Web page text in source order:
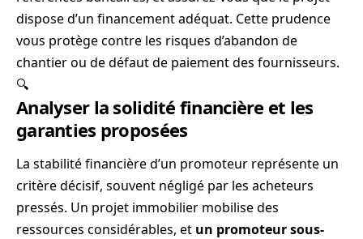
dispose d’un financement adéquat. Cette prudence
vous protège contre les risques d’abandon de
chantier ou de défaut de paiement des fournisseurs.
🔍
Analyser la solidité financière et les
garanties proposées
La stabilité financière d’un promoteur représente un
critère décisif, souvent négligé par les acheteurs
pressés. Un projet immobilier mobilise des
ressources considérables, et un promoteur sous-